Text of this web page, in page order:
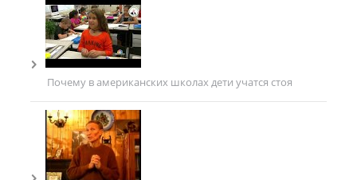
Почему в американских школах дети учатся стоя